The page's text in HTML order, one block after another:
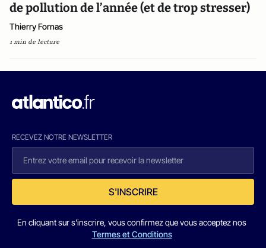
de pollution de l’année (et de trop stresser)
Thierry Fornas
1 min de lecture
RECEVEZ NOTRE NEWSLETTER
S'INSCRIRE
En cliquant sur s'inscrire, vous confirmez que vous acceptez nos
Termes et Conditions